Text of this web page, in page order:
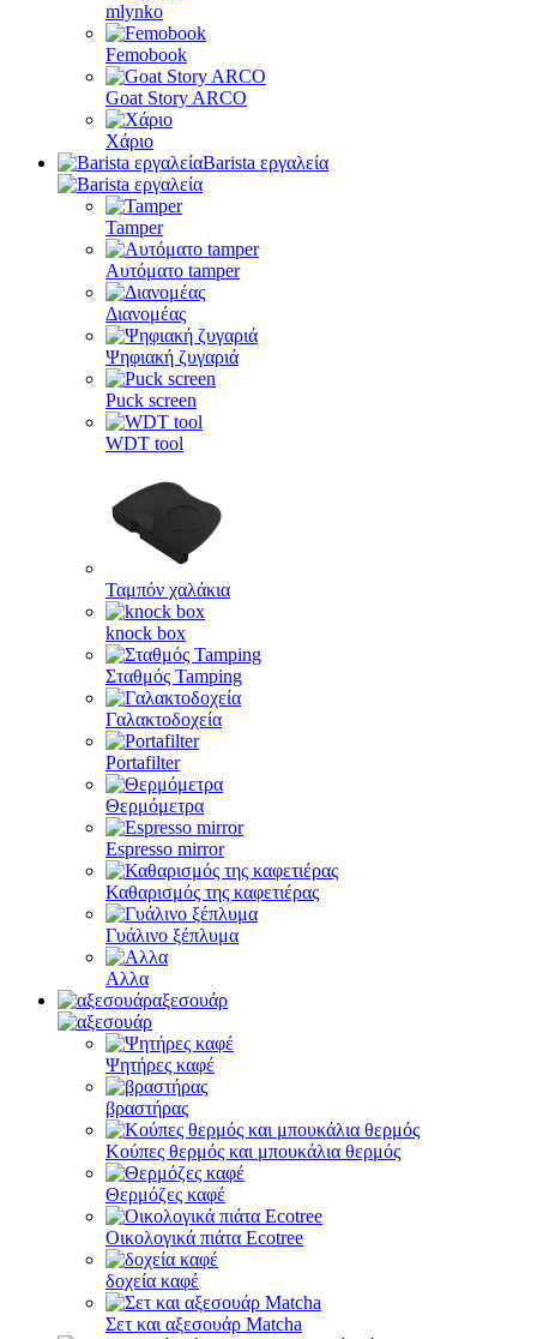
mlynko
Femobook
Goat Story ARCO
Χάριο
Barista εργαλεία
Tamper
Αυτόματο tamper
Διανομέας
Ψηφιακή ζυγαριά
Puck screen
WDT tool
Ταμπόν χαλάκια
knock box
Σταθμός Tamping
Γαλακτοδοχεία
Portafilter
Θερμόμετρα
Espresso mirror
Καθαρισμός της καφετιέρας
Γυάλινο ξέπλυμα
Αλλα
αξεσουάρ
Ψητήρες καφέ
βραστήρας
Κούπες θερμός και μπουκάλια θερμός
Θερμόζες καφέ
Οικολογικά πιάτα Ecotree
δοχεία καφέ
Σετ και αξεσουάρ Matcha